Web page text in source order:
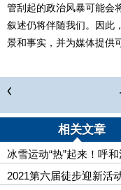
管刮起的政治风暴可能会
叙述仍将伴随我们。因此
景和事实，并为媒体提供
相关文章
冰雪运动“热”起来！呼
2021第六届徒步迎新活